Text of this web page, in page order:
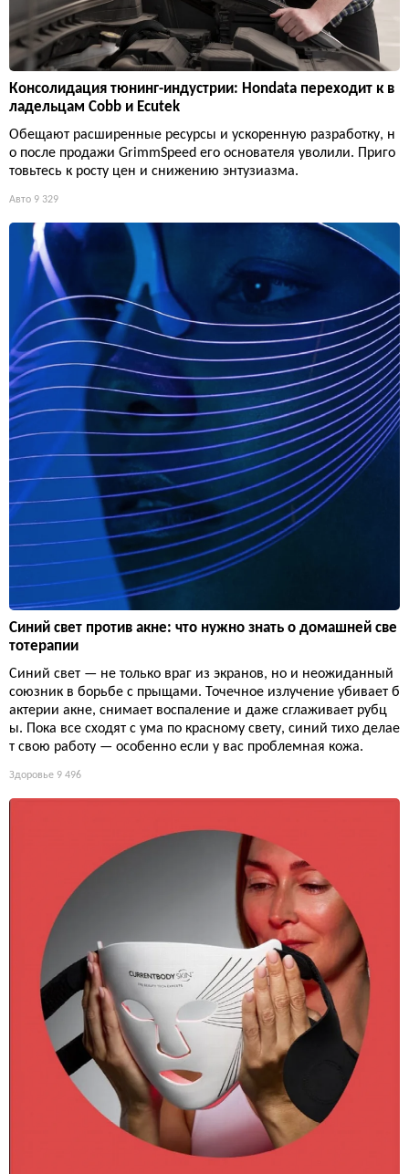
Консолидация тюнинг-индустрии: Hondata переходит к в
ладельцам Cobb и Ecutek
Обещают расширенные ресурсы и ускоренную разработку, н
о после продажи GrimmSpeed его основателя уволили. Приго
товьтесь к росту цен и снижению энтузиазма.
Авто 9 329
Синий свет против акне: что нужно знать о домашней све
тотерапии
Синий свет — не только враг из экранов, но и неожиданный
союзник в борьбе с прыщами. Точечное излучение убивает б
актерии акне, снимает воспаление и даже сглаживает рубц
ы. Пока все сходят с ума по красному свету, синий тихо делае
т свою работу — особенно если у вас проблемная кожа.
Здоровье 9 496